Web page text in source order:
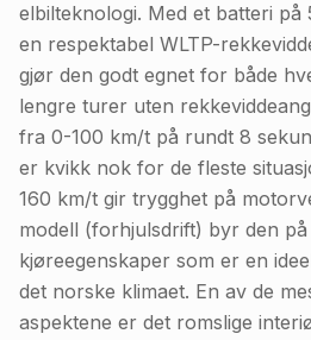
elbilteknologi. Med et batteri på
en respektabel WLTP-
gjør den godt egnet for både
lengre turer uten
fra 0-100 km/t på rundt 8
er kvikk nok for de fleste
160 km/t gir trygghet på
modell (forhjulsdrift) byr den
kjøreegenskaper som er en
det norske klimaet. En av de
aspektene er det romslige